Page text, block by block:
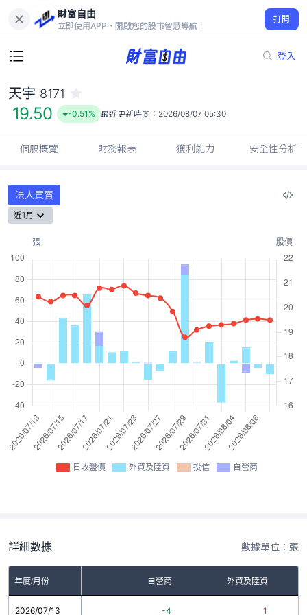
財富自由
立即使用APP，開啟您的股市智慧導航！
打開
登入
19.50
-0.51%
天宇 8171
19.50 -0.51% 最近更新時間： 2026/08/07 05:30
個股概覽 財務報表 獲利能力 安全性分析
法人買賣
近1月
日收盤價 外資及陸資 投信 自營商
詳細數據 數據單位：張
年度/月份 自營商 外資及陸資
2026/07/13 -4 1